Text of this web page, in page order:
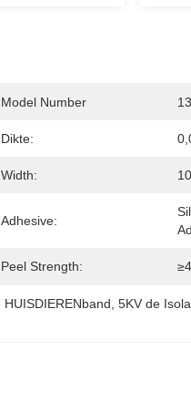
Model Number
Dikte:
Width:
Adhesive:
Peel Strength:
, 5KV de